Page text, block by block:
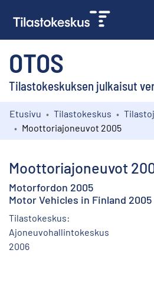
OTOS
Tilastokeskuksen julkaisut
Kokoelmat
Etusivu Tilastokeskus
Moottoriajoneuvot 2005
Moottoriajoneuvot
Motorfordon 2005
Motor Vehicles in Finland 2005
Tilastokeskus:
Ajoneuvohallintokeskus
2006